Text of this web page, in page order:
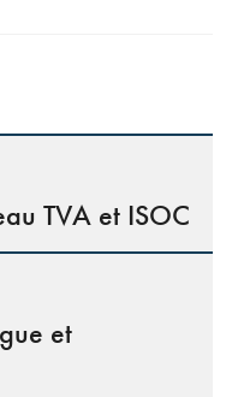
TVA et ISOC
et